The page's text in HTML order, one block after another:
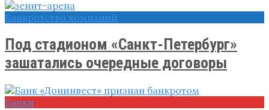
Банкротство компаний
Под стадионом «Санкт-Петербург»
зашатались очередные договоры
Банки